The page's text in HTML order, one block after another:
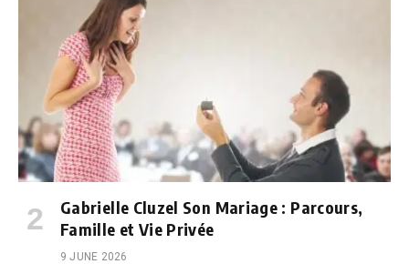
Gabrielle Cluzel Son Mariage : Parcours,
Famille et Vie Privée
9 JUNE 2026